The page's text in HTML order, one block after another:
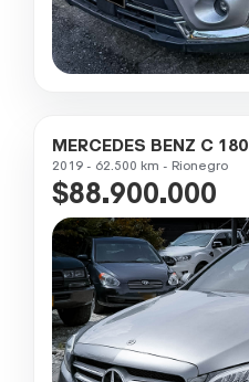
MERCEDES BENZ C 180
2019 - 62.500 km - Rionegro
$88.900.000